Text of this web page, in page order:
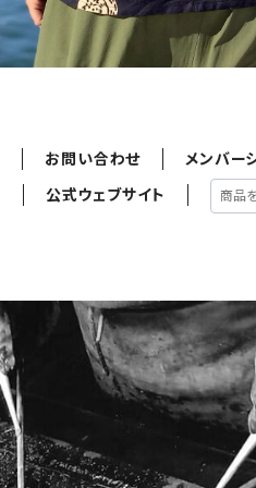
お問い合わせ メンバー
公式ウェブサイト